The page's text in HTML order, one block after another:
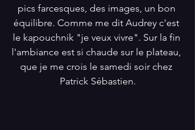
pics farcesques, des images, un bon
équilibre. Comme me dit Audrey c'est
le kapouchnik "je veux vivre". Sur la fin
l'ambiance est si chaude sur le plateau,
que je me crois le samedi soir chez
Patrick Sébastien.